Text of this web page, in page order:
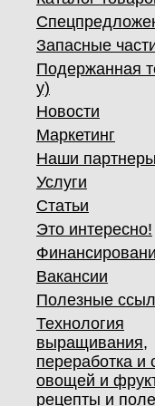
Запасные
Подержанная
у)
Новости
Маркетинг
Наши партнеры
Услуги
Статьи
Это интересно!
Вакансии
Полезные
Технология
выращивания,
переработка и
овощей и
рецепты и